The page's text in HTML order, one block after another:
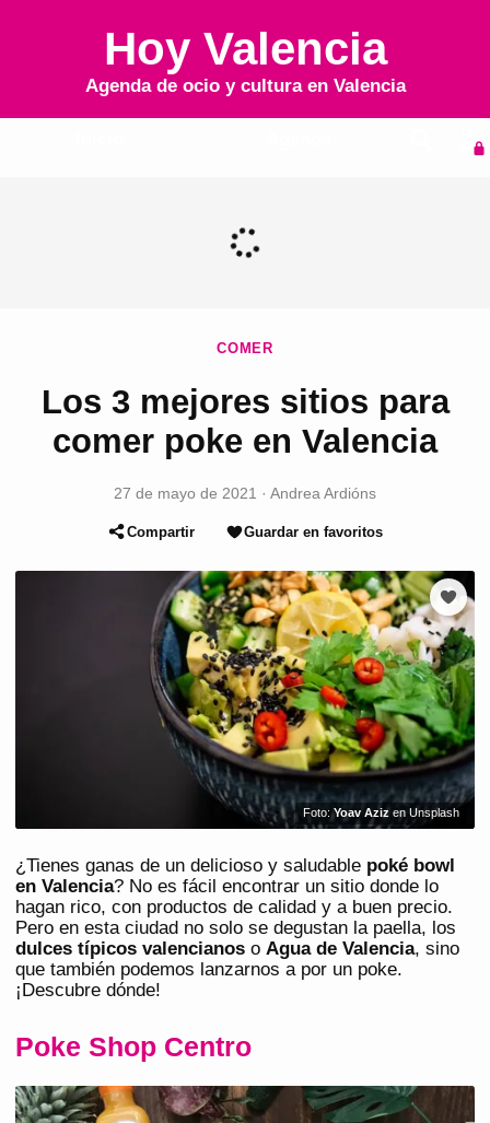
Hoy Valencia
Agenda de ocio y cultura en Valencia
COMER
Los 3 mejores sitios para
comer poke en Valencia
27 de mayo de 2021 · Andrea Ardións
Compartir Guardar en favoritos
Foto:Yoav Aziz en Unsplash
¿Tienes ganas de un delicioso y saludable poké bowl
en Valencia? No es fácil encontrar un sitio donde lo
hagan rico, con productos de calidad y a buen precio.
Pero en esta ciudad no solo se degustan la paella, los
dulces típicos valencianos o Agua de Valencia, sino
que también podemos lanzarnos a por un poke.
¡Descubre dónde!
Poke Shop Centro